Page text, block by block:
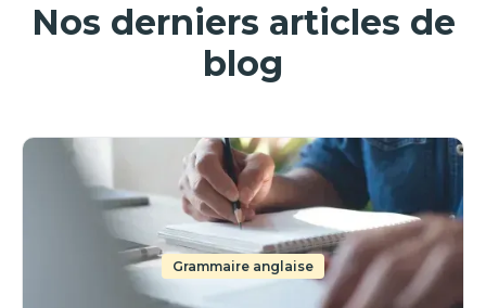
Nos derniers articles de
blog
Grammaire anglaise